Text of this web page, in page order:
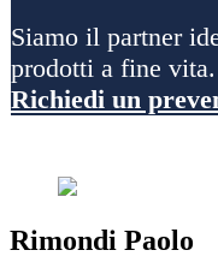
Siamo il partner
prodotti a fine vita.
Richiedi un
Rimondi Paolo